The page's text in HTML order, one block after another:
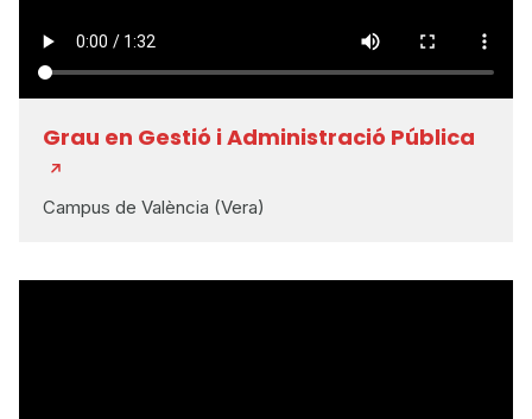
Grau en Gestió i Administració Pública
Campus de València (Vera)